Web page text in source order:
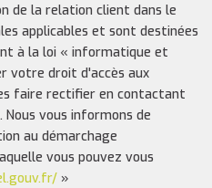
de la relation client dans le
applicables et sont destinées
à la loi « informatique et
votre droit d'accès aux
faire rectifier en contactant
Nous vous informons de
au démarchage
vous pouvez vous
»